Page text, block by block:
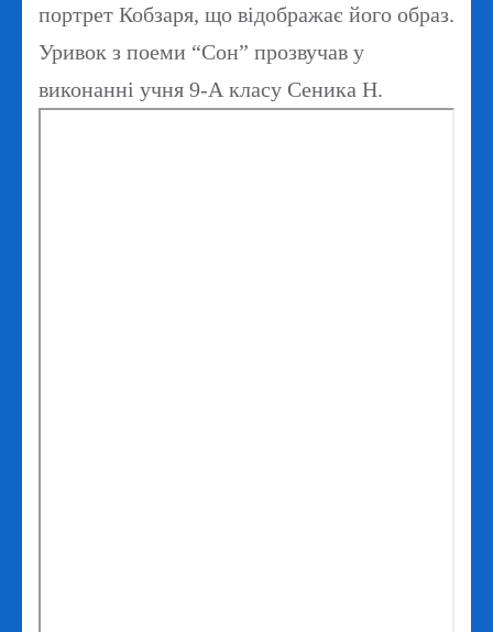
портрет Кобзаря, що відображає його образ.
Уривок з поеми “Сон” прозвучав у
виконанні учня 9-А класу Сеника Н.